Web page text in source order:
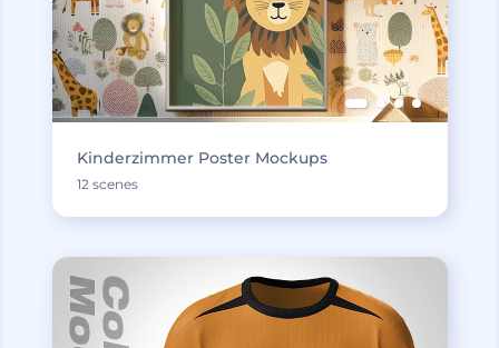
Kinderzimmer Poster Mockups
12 scenes